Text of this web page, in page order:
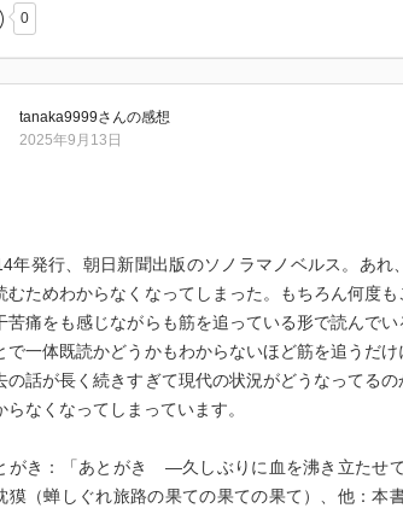
0
tanaka9999さんの感想
2025年9月13日
年発行、朝日新聞出版のソノラマノベルス。あ
むためわからなくなってしまった。もちろん何度
苦痛をも感じながらも筋を追っている形で読んで
で一体既読かどうかもわからないほど筋を追うだ
の話が長く続きすぎて現代の状況がどうなってる
らなくなってしまっています。
がき：「あとがき ―久しぶりに血を沸き立たせ
獏（蝉しぐれ旅路の果ての果ての果て）、他：本